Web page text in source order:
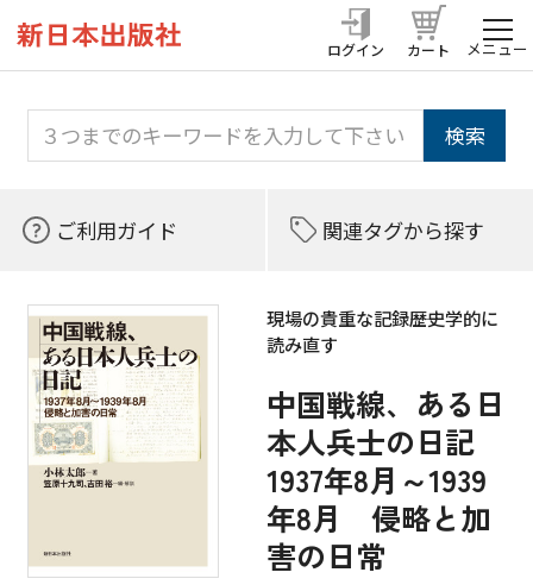
ログイン カート メニュー
ご利用ガイド 関連タグから探す
現場の貴重な記録――歴史学的に
読み直す
中国戦線、ある日
本人兵士の日記
1937年8月～1939
年8月 侵略と加
害の日常